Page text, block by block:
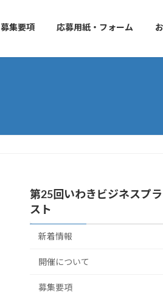
募集要項 応募用紙・フォーム
第25回いわきビジネスプ
スト
新着情報
開催について
募集要項